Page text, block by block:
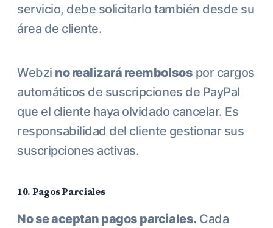
servicio, debe solicitarlo también desde su
área de cliente.
Webzi no realizará reembolsos por cargos
automáticos de suscripciones de PayPal
que el cliente haya olvidado cancelar. Es
responsabilidad del cliente gestionar sus
suscripciones activas.
10. Pagos Parciales
No se aceptan pagos parciales. Cada